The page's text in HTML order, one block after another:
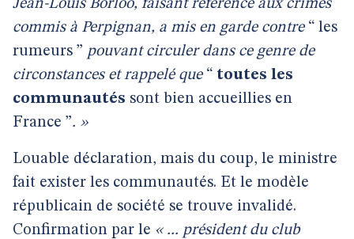
Jean-Louis Borloo, faisant référence aux crimes
commis à Perpignan, a mis en garde contre “ les
rumeurs ” pouvant circuler dans ce genre de
circonstances et rappelé que “ toutes les
communautés sont bien accueillies en
France ”. »
Louable déclaration, mais du coup, le ministre
fait exister les communautés. Et le modèle
républicain de société se trouve invalidé.
Confirmation par le « ... président du club